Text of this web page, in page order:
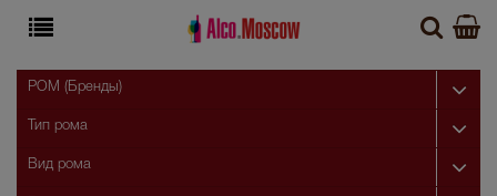
РОМ (Бренды)
Тип рома
Вид рома